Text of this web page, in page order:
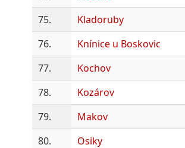
75.
Kladoruby
76.
Knínice u Boskovic
77.
Kochov
78.
Kozárov
79.
Makov
80.
Osiky